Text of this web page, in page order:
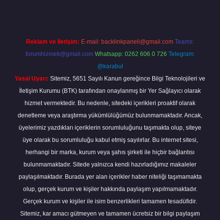
Reklam ve İletişim: E-mail: backlinkpaneli@gmail.com Teams:
forumhizmeti@gmail.com Whatsapp: 0262 606 0 726 Telegram:
@karabul
Yasal Uyarı: Sitemiz, 5651 Sayılı Kanun gereğince Bilgi Teknolojileri ve
İletişim Kurumu (BTK) tarafından onaylanmış bir Yer Sağlayıcı olarak
hizmet vermektedir. Bu nedenle, sitedeki içerikleri proaktif olarak
denetleme veya araştırma yükümlülüğümüz bulunmamaktadır. Ancak,
üyelerimiz yazdıkları içeriklerin sorumluluğunu taşımakta olup, siteye
üye olarak bu sorumluluğu kabul etmiş sayılırlar. Bu internet sitesi,
herhangi bir marka, kurum veya şahıs şirketi ile hiçbir bağlantısı
bulunmamaktadır. Sitede yalnızca kendi hazırladığımız makaleler
paylaşılmaktadır. Burada yer alan içerikler haber niteliği taşımamakta
olup, gerçek kurum ve kişiler hakkında paylaşım yapılmamaktadır.
Gerçek kurum ve kişiler ile isim benzerlikleri tamamen tesadüfidir.
Sitemiz, kar amacı gütmeyen ve tamamen ücretsiz bir bilgi paylaşım